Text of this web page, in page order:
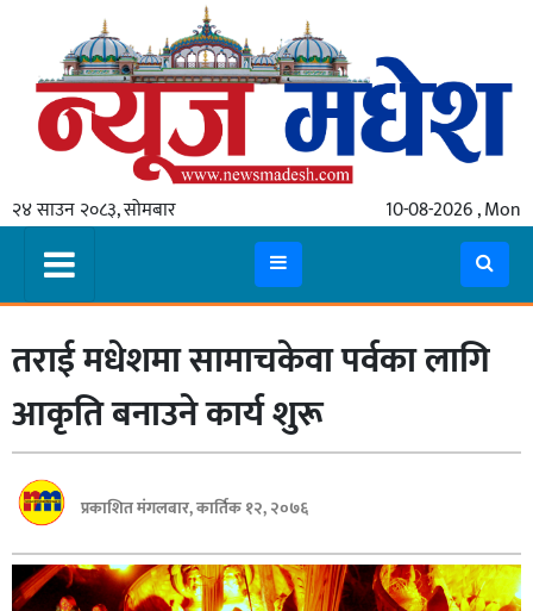
२४ साउन २०८३, सोमबार 10-08-2026 , Mon
गृहपृष्ठ
स्थानीय
प्रदेश
मधेश
प्रदेश
लुम्बिनी
गण्डकी
बागमती
कर्णाली
तराई मधेशमा सामाचकेवा पर्वका लागि
आकृति बनाउने कार्य शुरू
प्रकाशित मंगलबार, कार्तिक १२, २०७६